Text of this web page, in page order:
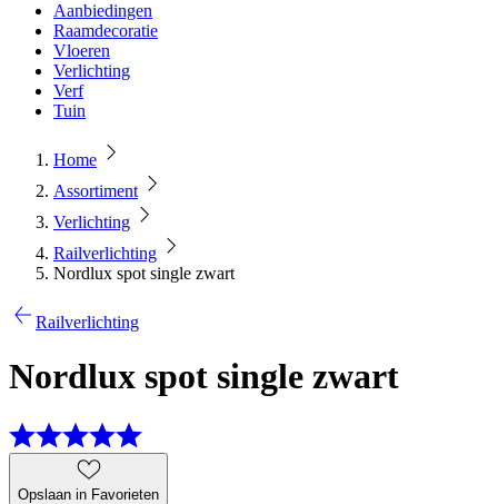
Aanbiedingen
Raamdecoratie
Vloeren
Verlichting
Verf
Tuin
Home
Assortiment
Verlichting
Railverlichting
Nordlux spot single zwart
Railverlichting
Nordlux spot single zwart
Opslaan in Favorieten